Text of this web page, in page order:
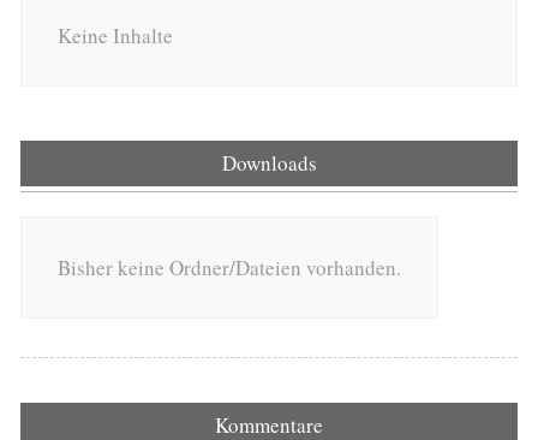
Keine Inhalte
Downloads
Bisher keine Ordner/Dateien vorhanden.
Kommentare